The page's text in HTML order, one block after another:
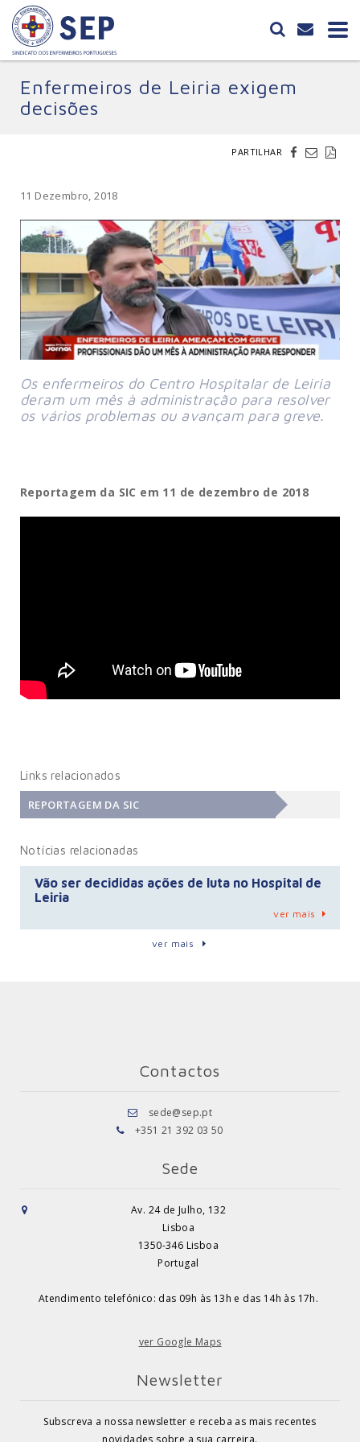
Enfermeiros de Leiria exigem
decisões
PARTILHAR
11 Dezembro, 2018
Os enfermeiros do Centro Hospitalar de Leiria
deram um mês à administração para resolver
os vários problemas ou avançam para greve.
Reportagem da SIC em 11 de dezembro de 2018
Links relacionados
REPORTAGEM DA SIC
Notícias relacionadas
Vão ser decididas ações de luta no Hospital de
Leiria
ver mais
ver mais
Contactos
sede@sep.pt
+351 21 392 03 50
Sede
Av. 24 de Julho, 132
Lisboa
1350-346 Lisboa
Portugal
Atendimento telefónico: das 09h às 13h e das 14h às 17h.
ver Google Maps
Newsletter
Subscreva a nossa newsletter e receba as mais recentes
novidades sobre a sua carreira.